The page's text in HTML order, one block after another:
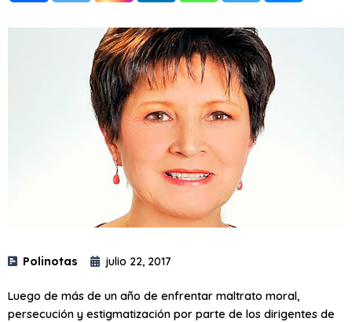
Polinotas julio 22, 2017
Luego de más de un año de enfrentar maltrato moral,
persecución y estigmatización por parte de los dirigentes de